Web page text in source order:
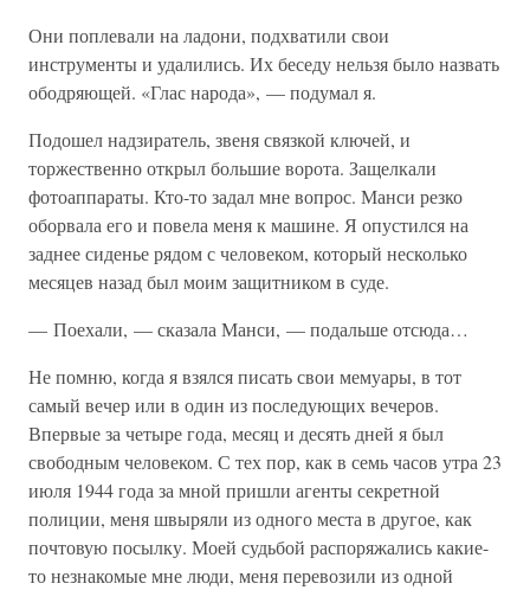
Они поплевали на ладони, подхватили свои
инструменты и удалились. Их беседу нельзя было назвать
ободряющей. «Глас народа», — подумал я.
Подошел надзиратель, звеня связкой ключей, и
торжественно открыл большие ворота. Защелкали
фотоаппараты. Кто-то задал мне вопрос. Манси резко
оборвала его и повела меня к машине. Я опустился на
заднее сиденье рядом с человеком, который несколько
месяцев назад был моим защитником в суде.
— Поехали, — сказала Манси, — подальше отсюда…
Не помню, когда я взялся писать свои мемуары, в тот
самый вечер или в один из последующих вечеров.
Впервые за четыре года, месяц и десять дней я был
свободным человеком. С тех пор, как в семь часов утра 23
июля 1944 года за мной пришли агенты секретной
полиции, меня швыряли из одного места в другое, как
почтовую посылку. Моей судьбой распоряжались какие-
то незнакомые мне люди, меня перевозили из одной